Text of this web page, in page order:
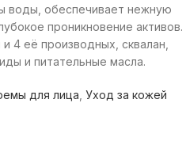
воды, обеспечивает нежную
проникновение активов.
4 её производных, сквалан,
и питательные масла.
для лица Уход за кожей